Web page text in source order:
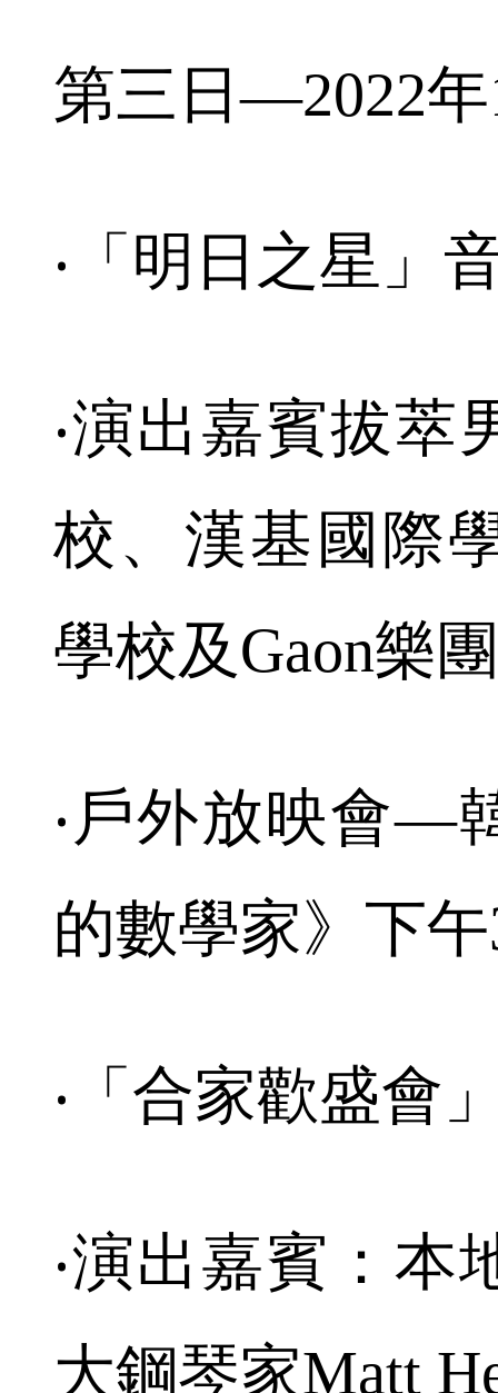
第三日—2022
‧「明日之星」
‧演出嘉賓拔萃
校、漢基國際
學校及Gaon樂團
‧戶外放映會—
的數學家》下
‧「合家歡盛會
‧演出嘉賓：本
大鋼琴家Matt